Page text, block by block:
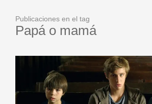
Publicaciones en el tag
Papá o mamá